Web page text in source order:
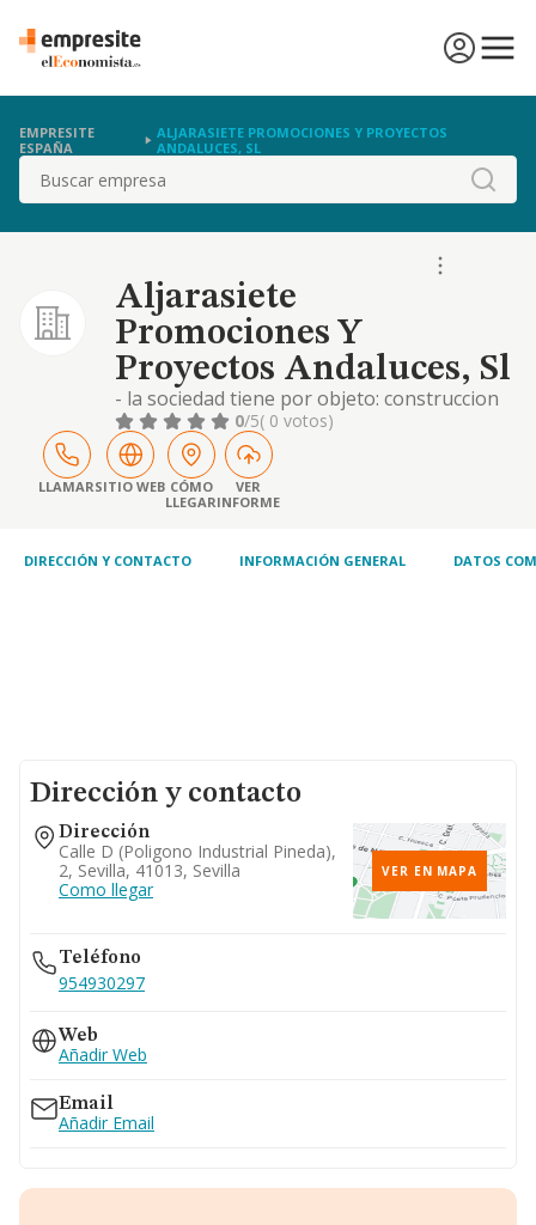
EMPRESITE
ESPAÑA
ALJARASIETE PROMOCIONES Y PROYECTOS
ANDALUCES, SL
Buscar
Aljarasiete
Promociones Y
Proyectos Andaluces, Sl
- la sociedad tiene por objeto: construccion
completa, reparacion y conservacion de
edificaciones, obras civiles, albanileria,
limpieza, servicios de mantenimiento y
pequenos trabajos de construccion en
general. preparac
0/5( 0 votos)
LLAMARSITIO WEB CÓMO
LLEGAR
VER
INFORME
DIRECCIÓN Y CONTACTO INFORMACIÓN GENERAL DATOS
Dirección y contacto
Dirección
Calle D (poligono Industrial Pineda),
2, Sevilla, 41013, Sevilla
Como llegar
VER EN MAPA
Teléfono
954930297
Web
Añadir Web
Email
Añadir Email